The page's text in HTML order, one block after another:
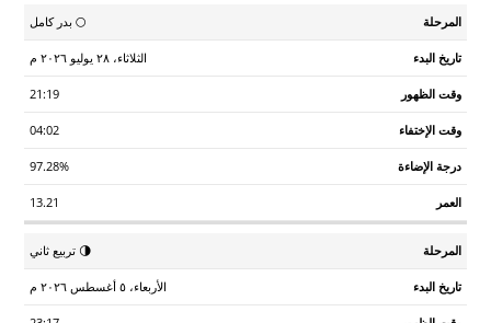
🌕 بدر كامل
الثلاثاء، ٢٨ يوليو ٢٠٢٦ م
21:19
04:02
97.28%
13.21
🌗 تربيع ثاني
الأربعاء، ٥ أغسطس ٢٠٢٦ م